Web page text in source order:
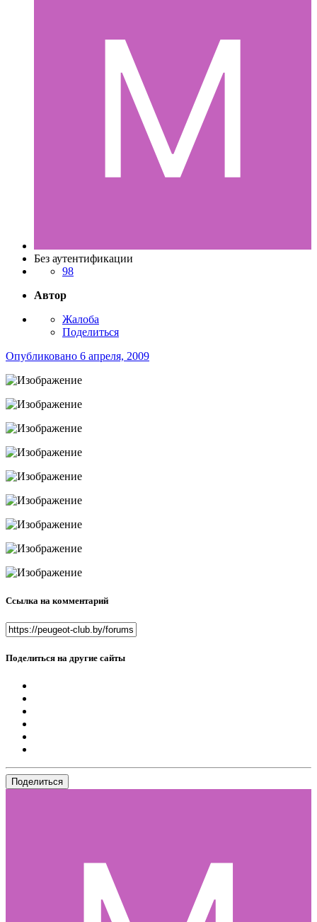
Без аутентификации
98
Автор
Жалоба
Поделиться
Опубликовано 6 апреля, 2009
Ссылка на комментарий
Поделиться на другие сайты
Поделиться